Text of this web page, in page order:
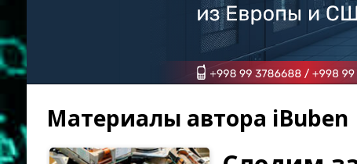
Материалы автора iBuben